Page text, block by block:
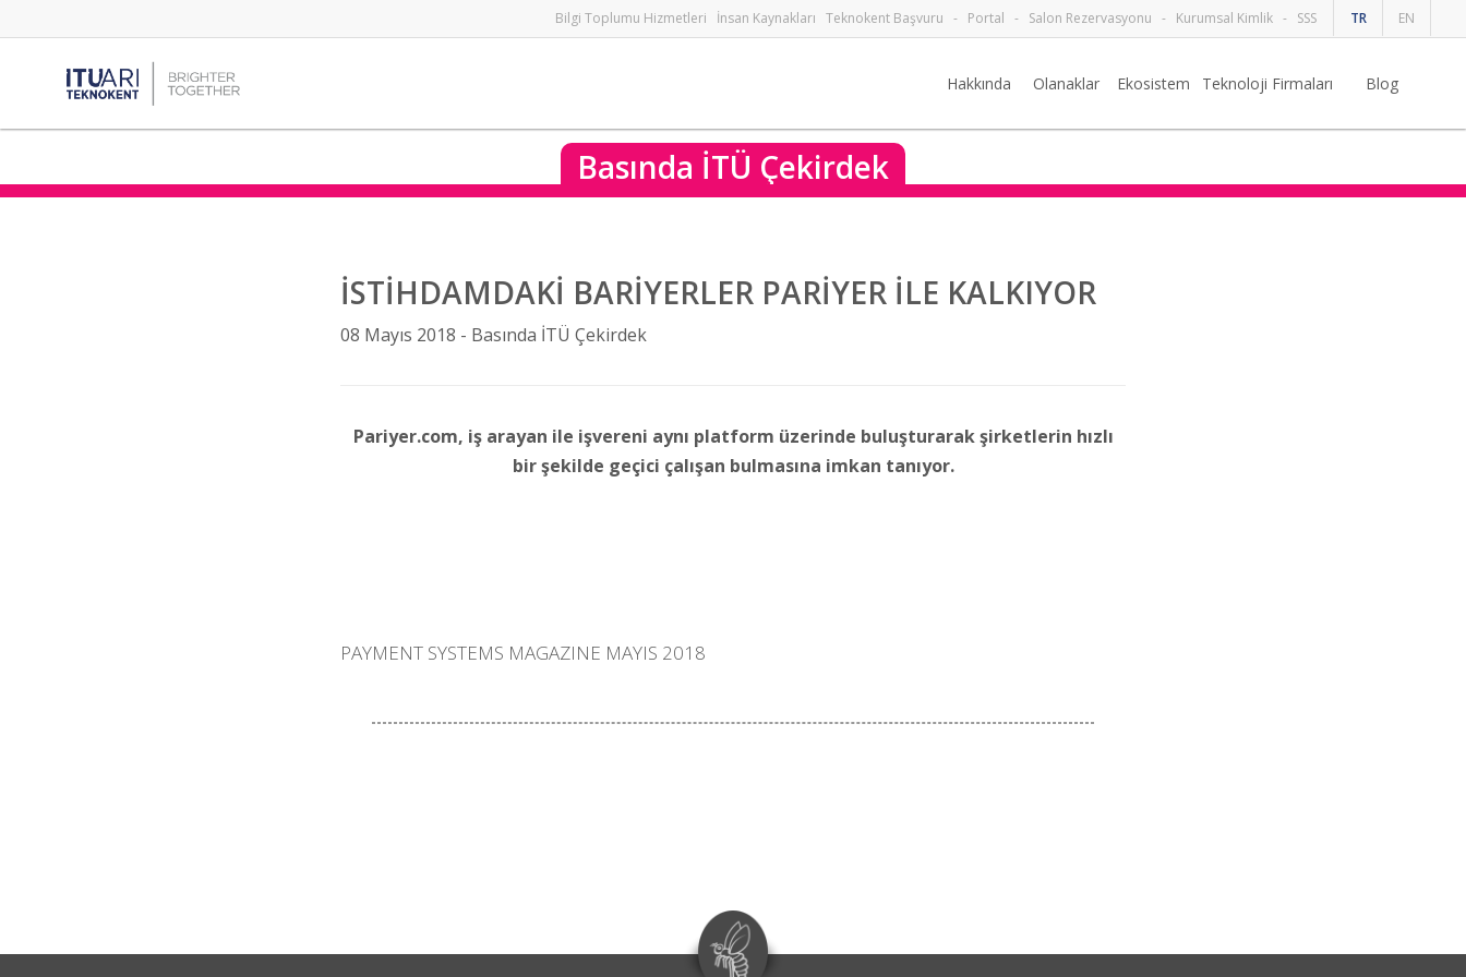
TR EN
Bilgi Toplumu Hizmetleri İnsan Kaynakları Teknokent Başvuru - Portal - Salon Rezervasyonu - Kurumsal Kimlik - SSS
Hakkında Olanaklar Ekosistem Teknoloji Firmaları Blog
Basında İTÜ Çekirdek
İSTİHDAMDAKİ BARİYERLER PARİYER İLE KALKIYOR
08 Mayıs 2018 - Basında İTÜ Çekirdek
Pariyer.com, iş arayan ile işvereni aynı platform üzerinde buluşturarak şirketlerin hızlı
bir şekilde geçici çalışan bulmasına imkan tanıyor.
PAYMENT SYSTEMS MAGAZINE MAYIS 2018